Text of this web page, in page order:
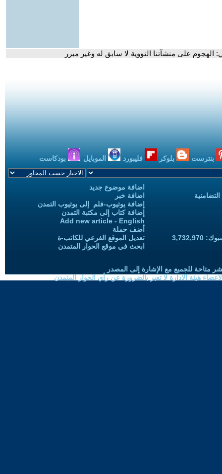
الهجوم على منشآتنا النووية لا سابق له وغير مبرر
بنترست بلوكر فليبورد الموبايل بودكاست
اضافة موضوع جديد
اضافة خبر
إضافة يوتيوب-فلم إلى يوتيوب التمدن
إضافة كتاب إلى مكتبة التمدن
Add new article - English
أضف حملة
تعديل الموقع الفرعي للكاتب-ة
ابحث في موقع الحوار المتمدن
متاحة للجميع مع الإشارة إلى المصدر
هيئة الادارة لا تعبر بالضرورة عن رأي الحوار المتمدن